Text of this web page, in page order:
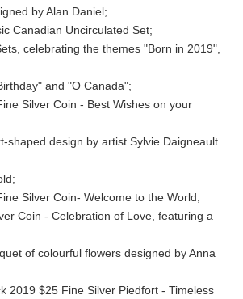
by Alan Daniel;
Canadian Uncirculated Set;
celebrating the themes "Born in 2019",
and "O Canada";
Silver Coin - Best Wishes on your
design by artist Sylvie Daigneault
Silver Coin- Welcome to the World;
Coin - Celebration of Love, featuring a
of colourful flowers designed by Anna
$25 Fine Silver Piedfort - Timeless